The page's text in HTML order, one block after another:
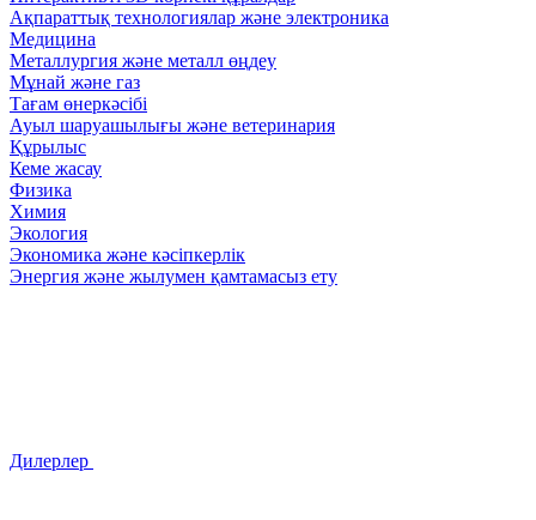
Ақпараттық технологиялар және электроника
Медицина
Металлургия және металл өңдеу
Мұнай және газ
Тағам өнеркәсібі
Ауыл шаруашылығы және ветеринария
Құрылыс
Кеме жасау
Физика
Химия
Экология
Экономика және кәсіпкерлік
Энергия және жылумен қамтамасыз ету
Дилерлер